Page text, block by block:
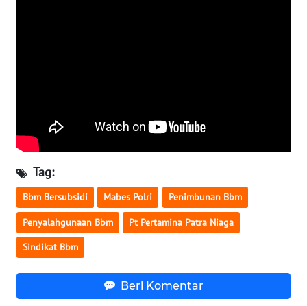
Tag:
Bbm Bersubsidi Mabes Polri Penimbunan Bbm
Penyalahgunaan Bbm Pt Pertamina Patra Niaga
Sindikat Bbm
Beri Komentar
JATIM
WN
BALI
WN
KALBAR